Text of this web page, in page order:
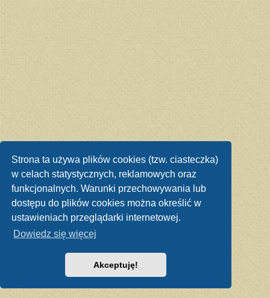
Strona ta używa plików cookies (tzw. ciasteczka)
w celach statystycznych, reklamowych oraz
funkcjonalnych. Warunki przechowywania lub
dostępu do plików cookies można określić w
ustawieniach przeglądarki internetowej.
Dowiedz się więcej
Akceptuję!